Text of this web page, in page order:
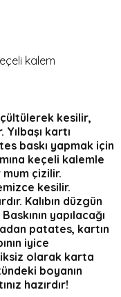
kalem
kesilir,
kartı
baskı yapmak için
keçeli kalemle
mum çizilir.
kesilir.
Kalıbın düzgün
yapılacağı
patates, kartın
iyice
olarak karta
boyanın
hazırdır!